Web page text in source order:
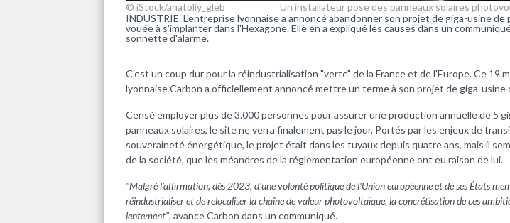
© iStock/anatoliy_gleb
Un installateur pose des panneaux solaires
INDUSTRIE. L'entreprise lyonnaise a annoncé abandonner son projet de giga-usine de
vouée à s'implanter dans l'Hexagone. Elle en a expliqué les causes dans un
sonnette d'alarme.
C'est un coup dur pour la réindustrialisation "verte" de la France et de l'Europe. Ce 19
lyonnaise Carbon a officiellement annoncé mettre un terme à son projet de giga-usine
Censé employer plus de 3.000 personnes pour assurer une production annuelle de 5
panneaux solaires, le site ne verra finalement pas le jour. Portés par les enjeux de
souveraineté énergétique, le projet était dans les tuyaux depuis quatre ans, mais il
de la société, que les méandres de la réglementation européenne ont eu raison de lui.
"Malgré l'affirmation, dès 2023, d'une volonté politique de l'Union européenne et de ses États
réindustrialiser et de relocaliser la chaîne de valeur photovoltaïque, la concrétisation de ces
lentement", avance Carbon dans un communiqué.